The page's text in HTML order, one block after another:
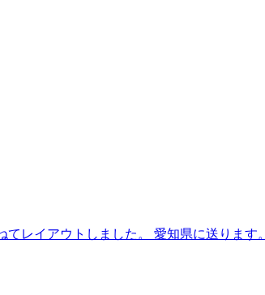
レイアウトしました。 愛知県に送ります。